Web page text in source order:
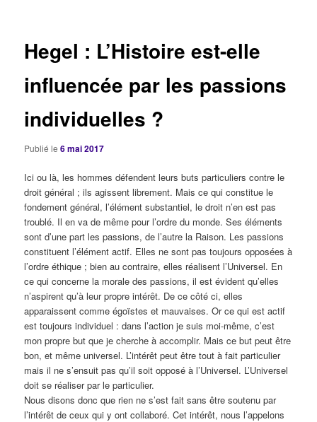
Hegel : L’Histoire est-elle
influencée par les passions
individuelles ?
Publié le6 mai 2017
Ici ou là, les hommes défendent leurs buts particuliers contre le
droit général ; ils agissent librement. Mais ce qui constitue le
fondement général, l’élément substantiel, le droit n’en est pas
troublé. Il en va de même pour l’ordre du monde. Ses éléments
sont d’une part les passions, de l’autre la Raison. Les passions
constituent l’élément actif. Elles ne sont pas toujours opposées à
l’ordre éthique ; bien au contraire, elles réalisent l’Universel. En
ce qui concerne la morale des passions, il est évident qu’elles
n’aspirent qu’à leur propre intérêt. De ce côté ci, elles
apparaissent comme égoïstes et mauvaises. Or ce qui est actif
est toujours individuel : dans l’action je suis moi-même, c’est
mon propre but que je cherche à accomplir. Mais ce but peut être
bon, et même universel. L’intérêt peut être tout à fait particulier
mais il ne s’ensuit pas qu’il soit opposé à l’Universel. L’Universel
doit se réaliser par le particulier.
Nous disons donc que rien ne s’est fait sans être soutenu par
l’intérêt de ceux qui y ont collaboré. Cet intérêt, nous l’appelons